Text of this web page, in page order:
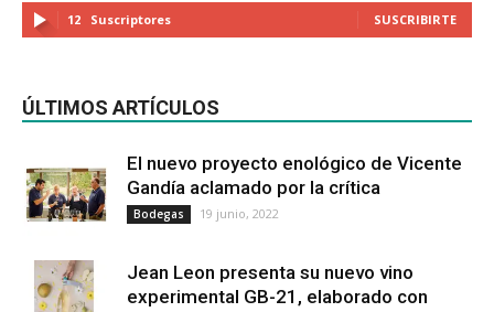
12 Suscriptores SUSCRIBIRTE
ÚLTIMOS ARTÍCULOS
El nuevo proyecto enológico de Vicente
Gandía aclamado por la crítica
Bodegas 19 junio, 2022
Jean Leon presenta su nuevo vino
experimental GB-21, elaborado con